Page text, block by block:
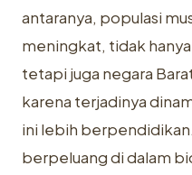
antaranya, populasi
meningkat, tidak
tetapi juga negara
karena terjadinya
ini lebih
berpeluang di dalam